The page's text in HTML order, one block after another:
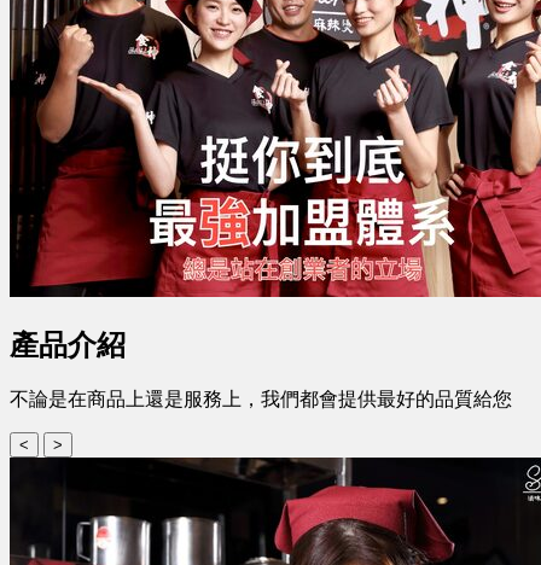
產品介紹
不論是在商品上還是服務上，我們都會提供最好的品質給您
< >